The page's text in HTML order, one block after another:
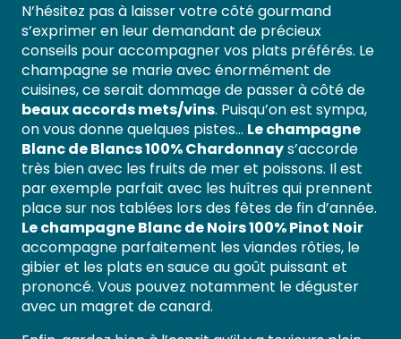
N’hésitez pas à laisser votre côté gourmand
s’exprimer en leur demandant de précieux
conseils pour accompagner vos plats préférés. Le
champagne se marie avec énormément de
cuisines, ce serait dommage de passer à côté de
beaux accords mets/vins. Puisqu’on est sympa,
on vous donne quelques pistes… Le champagne
Blanc de Blancs 100% Chardonnays’accorde
très bien avec les fruits de mer et poissons. Il est
par exemple parfait avec les huîtres qui prennent
place sur nos tablées lors des fêtes de fin d’année.
Le champagne Blanc de Noirs 100% Pinot Noir
accompagne parfaitement les viandes rôties, le
gibier et les plats en sauce au goût puissant et
prononcé. Vous pouvez notamment le déguster
avec un magret de canard.